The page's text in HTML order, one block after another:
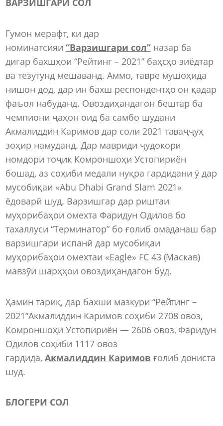
ВАРЗИШГАРИ СОЛ
Гумон мерафт, ки дар
номинатсияи “Варзишгари сол”назар ба
дигар бахшҳои “Рейтинг – 2021” баҳсҳо зиёдтар
ва тезутунд мешаванд. Аммо, тавре мушоҳида
нишон дод, дар ин бахш респондентҳо он қадар
фаъол набуданд. Овоздиҳандагон бештар ба
чемпиони ҷаҳон оид ба самбо шудани
Акмалиддин Каримов дар соли 2021 таваҷҷуҳ
зоҳир намуданд. Дар мавриди ҷудокори
номдори тоҷик Комроншоҳи Устопириён
бошад, аз соҳиби медали нуқра гардидани ӯ дар
мусобиқаи «Abu Dhabi Grand Slam 2021»
ёдоварӣ шуд. Варзишгар дар риштаи
муҳорибаҳои омехта Фаридун Одилов бо
тахаллуси “Терминатор” бо ғолиб омаданаш бар
варзишгари испанӣ дар мусобиқаи
муҳорибаҳои омехтаи «Eagle» FC 43 (Маскав)
мавзӯи шарҳҳои овоздиҳандагон буд.
Ҳамин тариқ, дар бахши мазкури “Рейтинг –
2021”Акмалиддин Каримов соҳиби 2708 овоз,
Комроншоҳи Устопириён — 2606 овоз, Фаридун
Одилов соҳиби 1117 овоз
гардида,Акмалиддин Каримов ғолиб дониста
шуд.
БЛОГЕРИ СОЛ